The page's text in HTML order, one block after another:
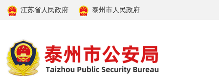
江苏省人民政府 泰州市人民政府